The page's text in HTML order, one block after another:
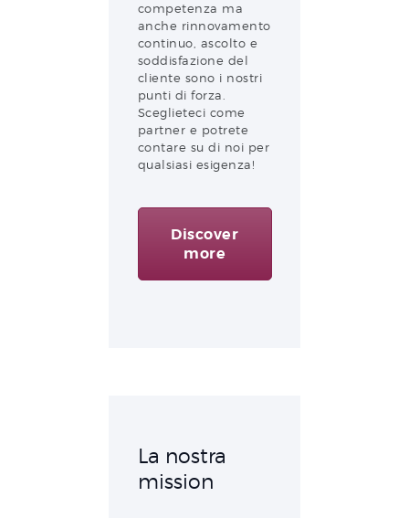
competenza ma
anche rinnovamento
continuo, ascolto e
soddisfazione del
cliente sono i nostri
punti di forza.
Sceglieteci come
partner e potrete
contare su di noi per
qualsiasi esigenza!
Discover
more
La nostra
mission